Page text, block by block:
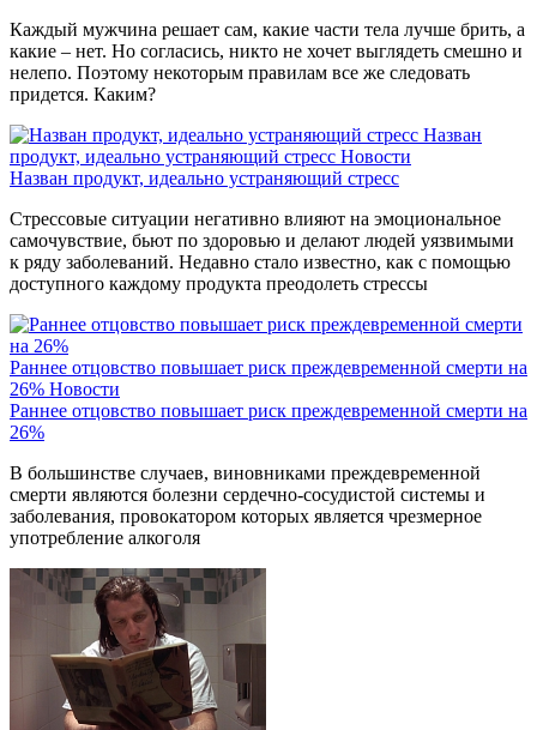
Каждый мужчина решает сам, какие части тела лучше брить, а
какие – нет. Но согласись, никто не хочет выглядеть смешно и
нелепо. Поэтому некоторым правилам все же следовать
придется. Каким?
Назван
продукт, идеально устраняющий стресс Новости
Назван продукт, идеально устраняющий стресс
Стрессовые ситуации негативно влияют на эмоциональное
самочувствие, бьют по здоровью и делают людей уязвимыми
к ряду заболеваний. Недавно стало известно, как с помощью
доступного каждому продукта преодолеть стрессы
Раннее отцовство повышает риск преждевременной смерти на
26% Новости
Раннее отцовство повышает риск преждевременной смерти на
26%
В большинстве случаев, виновниками преждевременной
смерти являются болезни сердечно-сосудистой системы и
заболевания, провокатором которых является чрезмерное
употребление алкоголя